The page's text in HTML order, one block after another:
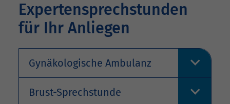
Expertensprechstunden
für Ihr Anliegen
Gynäkologische Ambulanz
Brust-Sprechstunde